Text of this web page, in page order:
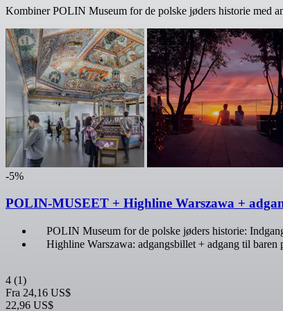
Kombiner POLIN Museum for de polske jøders historie med
-5%
POLIN-MUSEET + Highline Warszawa +
POLIN Museum for de polske jøders historie:
Highline Warszawa: adgangsbillet + adgang til baren
4 (1)
Fra 24,16 US$
22,96 US$